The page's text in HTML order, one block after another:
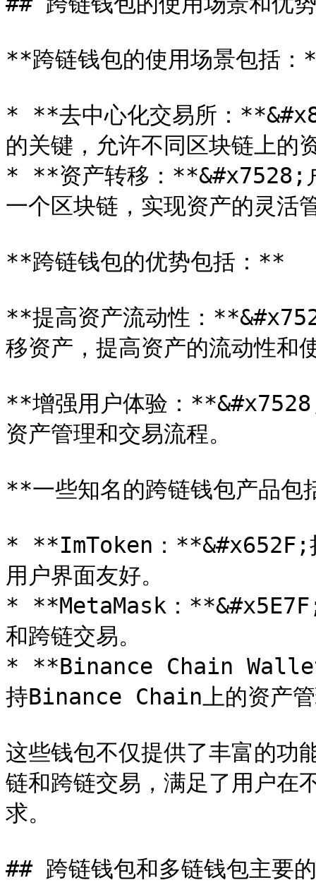
**跨链钱包的使用场景包括
* **去中心化交易所：
的关键，允许不同区块链上的
* **资产转移：**&#x7528;
一个区块链，实现资产的灵活
**跨链钱包的优势包括：**
**提高资产流动性：
移资产，提高资产的流动性和
**增强用户体验：
资产管理和交易流程。
**一些知名的跨链钱包产品包
* **ImToken：**&#x652F;
用户界面友好。
* **MetaMask：**&#x5E7F;
和跨链交易。
* **Binance Chain Wallet
持Binance Chain上的资产管
这些钱包不仅提供了丰富的功
链和跨链交易，满足了用户在
求。
## 跨链钱包和多链钱包主要